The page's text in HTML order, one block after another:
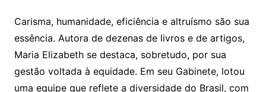
Carisma, humanidade, eficiência e altruísmo são sua
essência. Autora de dezenas de livros e de artigos,
Maria Elizabeth se destaca, sobretudo, por sua
gestão voltada à equidade. Em seu Gabinete, lotou
uma equipe que reflete a diversidade do Brasil, com